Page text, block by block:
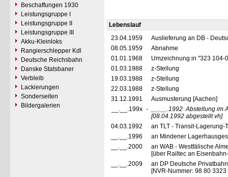
Beschaffungen 1930
Leistungsgruppe I
Leistungsgruppe II
Leistungsgruppe III
Akku-Kleinloks
Rangierschlepper Kdl
Deutsche Reichsbahn
Danske Statsbaner
Verbleib
Lackierungen
Sonderseiten
Bildergalerien
Lebenslauf
23.04.1959
Auslieferung an DB -
08.05.1959
Abnahme
01.01.1968
Umzeichnung in "323 104-
01.03.1988
z-Stellung
19.03.1988
z-Stellung
22.03.1988
z-Stellung
31.12.1991
Ausmusterung [Aachen]
__.__.199x - __.__.1992 Abstellung im
[08.04.1992 abgestellt vh]
04.03.1992
an TLT - Transit-
__.__.1996
an Mindener
__.__.2000
an WAB - Westfälische
[über Railtec an
__.__.2009
an DP Deutsche
[NVR-Nummer: 98 80